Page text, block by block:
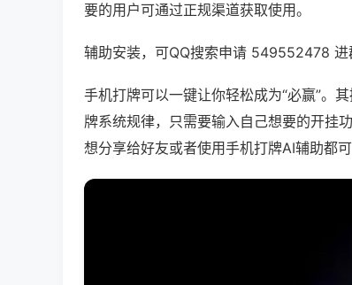
要的用户可通过正规渠道获取使用。
辅助安装，可QQ搜索申请 549552478 进
手机打牌可以一键让你轻松成为“必赢”。
牌系统规律，只需要输入自己想要的开挂
想分享给好友或者使用手机打牌AI辅助都可